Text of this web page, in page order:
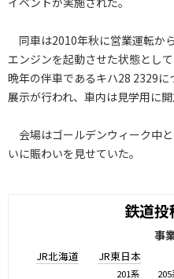
同車は2010年秋に営業運転か
エンジンを起動させた状態とし
晩年の伴車であるキハ28 2329
展示が行われ、車内は見学用に開
会場はゴールデンウィーク中
いに賑わいを見せていた。
鉄道投
事
JR北海道 JR東日本
201系 205